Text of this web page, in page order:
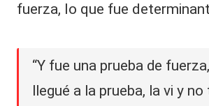
fuerza, lo que fue
“Y fue una prueba de
llegué a la prueba, la vi y no